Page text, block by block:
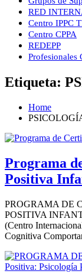
RED
Centro IPPC
Centro CPPA
REDEPP
Profesionales
Etiqueta:
Home
Programa
Positiva
PROGRAMA DE
POSITIVA
(Centro
Cognitiva